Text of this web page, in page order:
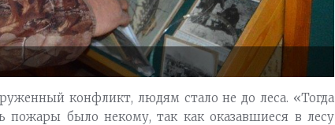
конфликт, людям стало не до леса. «Тогда
пожары было некому, так как оказавшиеся в лесу